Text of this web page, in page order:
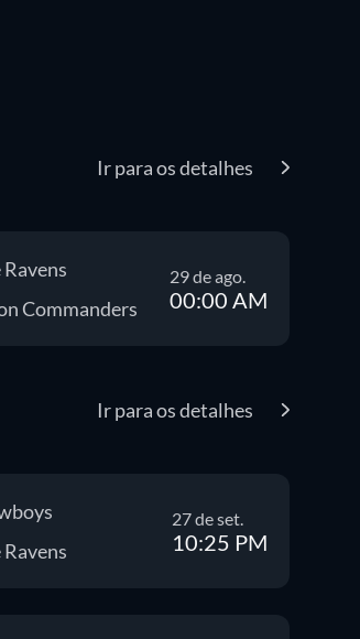
Ir para os detalhes
Commanders
29 de ago.
00:00 AM
Ir para os detalhes
27 de set.
10:25 PM